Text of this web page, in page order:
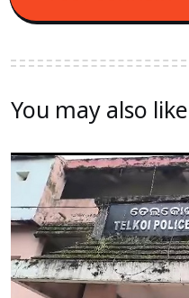
You may also like